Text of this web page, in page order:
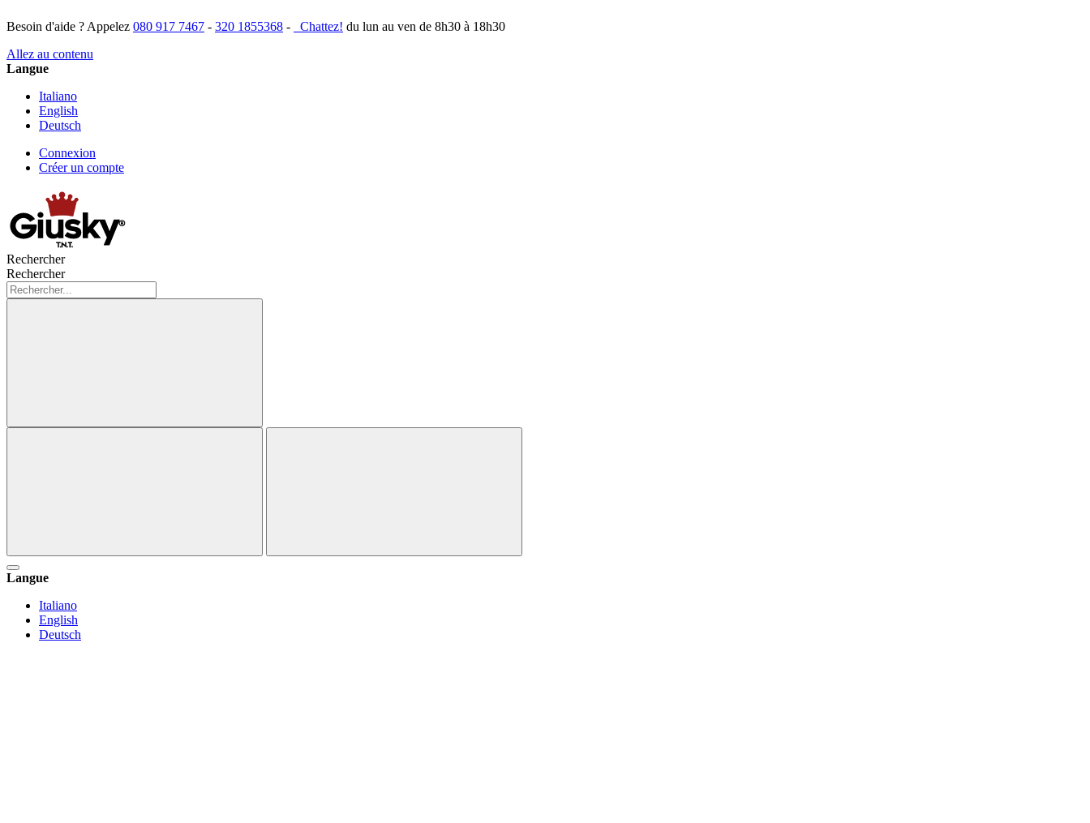
Besoin d'aide ? Appelez 080 917 7467 - 320 1855368 - Chattez! du lun au ven de 8h30 à 18h30
Allez au contenu
Langue
Italiano
English
Deutsch
Connexion
Créer un compte
Rechercher
Rechercher
Langue
Italiano
English
Deutsch